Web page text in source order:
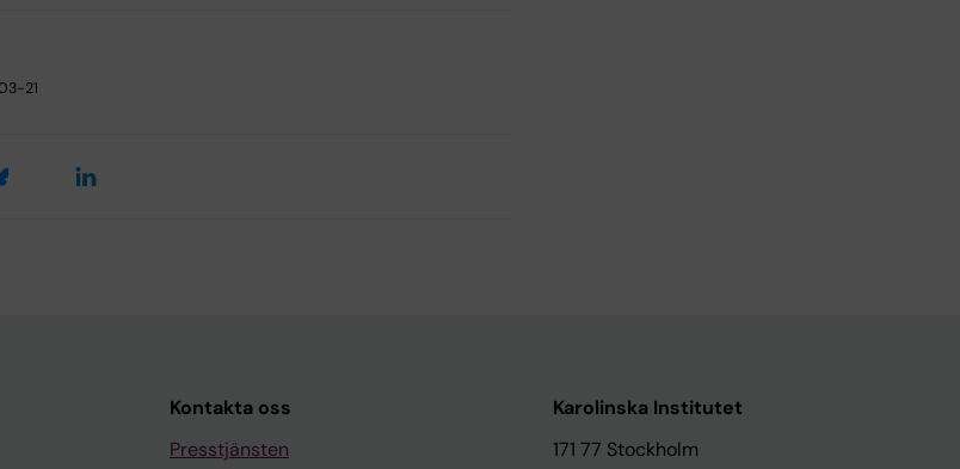
21
Kontakta oss
Presstjänsten
Karolinska Institutet
171 77 Stockholm